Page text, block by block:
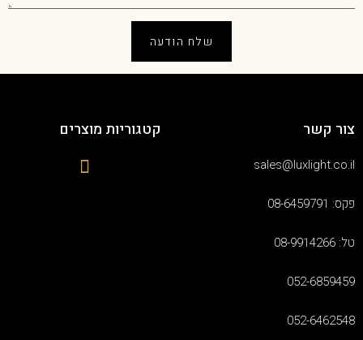
שלח הודעה
צור קשר
sales@luxlight.co.il
פקס: 08-6459791
טל: 08-9914266
052-6859459
052-6462548
קטגוריות מוצרים